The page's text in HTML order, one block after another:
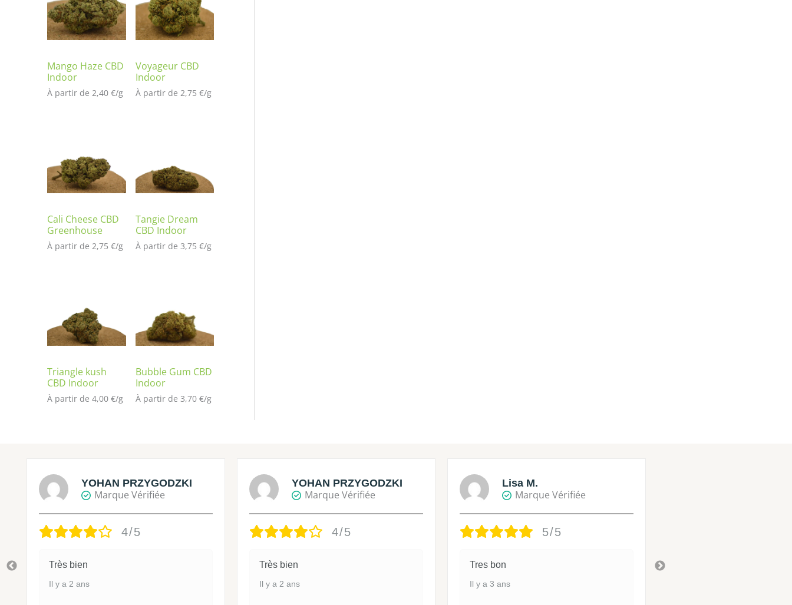
Mango Haze CBD
Indoor
À partir de 2,40 €/g
Voyageur CBD
Indoor
À partir de 2,75 €/g
Cali Cheese CBD
Greenhouse
À partir de 2,75 €/g
Tangie Dream
CBD Indoor
À partir de 3,75 €/g
Triangle kush
CBD Indoor
À partir de 4,00 €/g
Bubble Gum CBD
Indoor
À partir de 3,70 €/g
YOHAN PRZYGODZKI
Marque Vérifiée
4/5
Très bien
Il y a 2 ans
YOHAN PRZYGODZKI
Marque Vérifiée
4/5
Très bien
Il y a 2 ans
Lisa M.
Marque Vérifiée
5/5
Tres bon
Il y a 3 ans